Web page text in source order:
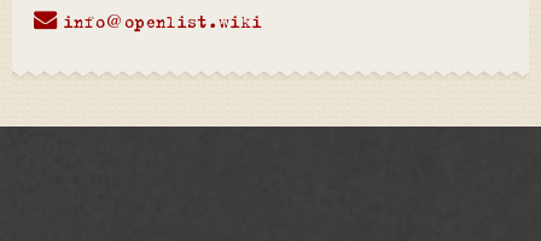
info@openlist.wiki